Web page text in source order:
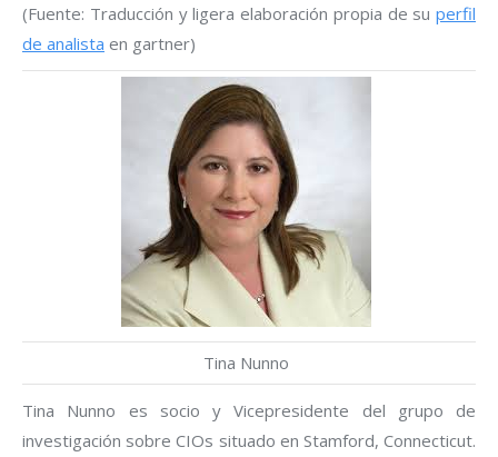
(Fuente: Traducción y ligera elaboración propia de su perfil
de analista en gartner)
Tina Nunno
Tina Nunno es socio y Vicepresidente del grupo de
investigación sobre CIOs situado en Stamford, Connecticut.